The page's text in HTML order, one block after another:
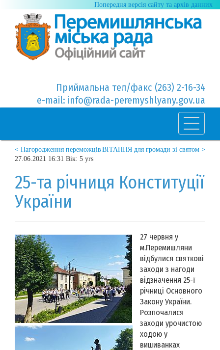
Попередня версія сайту та архів данних
Приймальна тел/факс (263) 2-16-34
e-mail: info@rada-peremyshlyany.gov.ua
ВІТАННЯ для громади зі святом >
< Нагородження переможців
27.06.2021 16:31 Вік: 5 yrs
25-та річниця Конституції
України
27 червня у
м.Перемишляни
відбулися святкові
заходи з нагоди
відзначення 25-ї
річниці Основного
Закону України.
Розпочалися
заходи урочистою
ходою у
вишиванках